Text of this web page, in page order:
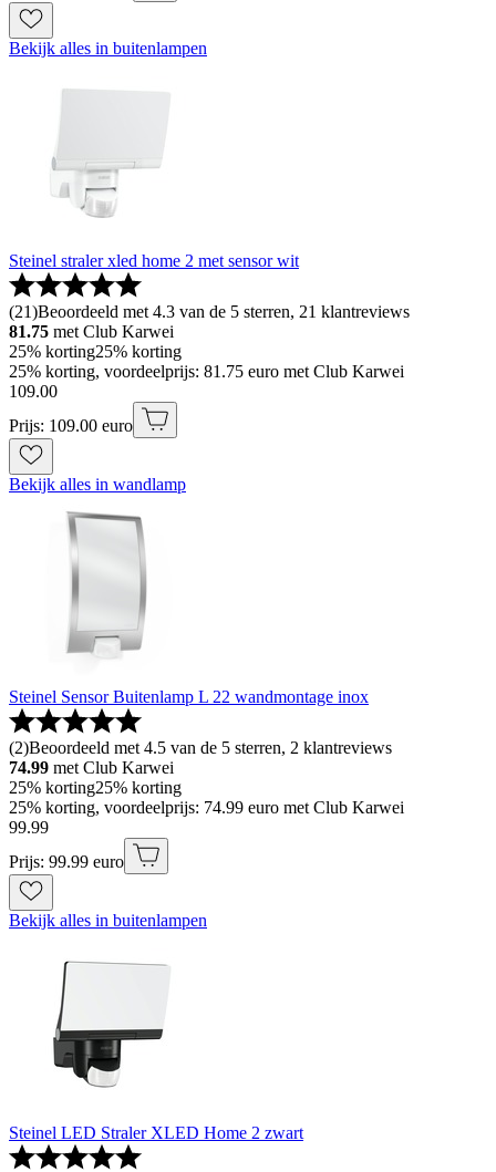
Bekijk alles in buitenlampen
Steinel straler xled home 2 met sensor wit
(21)Beoordeeld met 4.3 van de 5 sterren, 21 klantreviews
81.75 met Club Karwei
25% korting25% korting
25% korting, voordeelprijs: 81.75 euro met Club Karwei
109.00
Prijs: 109.00 euro
Bekijk alles in wandlamp
Steinel Sensor Buitenlamp L 22 wandmontage inox
(2)Beoordeeld met 4.5 van de 5 sterren, 2 klantreviews
74.99 met Club Karwei
25% korting25% korting
25% korting, voordeelprijs: 74.99 euro met Club Karwei
99.99
Prijs: 99.99 euro
Bekijk alles in buitenlampen
Steinel LED Straler XLED Home 2 zwart